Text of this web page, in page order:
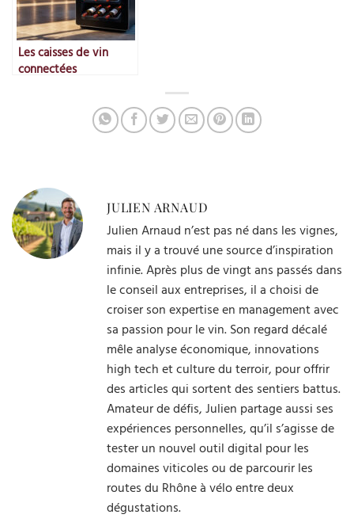
Les caisses de vin
connectées
JULIEN ARNAUD
Julien Arnaud n’est pas né dans les vignes,
mais il y a trouvé une source d’inspiration
infinie. Après plus de vingt ans passés dans
le conseil aux entreprises, il a choisi de
croiser son expertise en management avec
sa passion pour le vin. Son regard décalé
mêle analyse économique, innovations
high tech et culture du terroir, pour offrir
des articles qui sortent des sentiers battus.
Amateur de défis, Julien partage aussi ses
expériences personnelles, qu’il s’agisse de
tester un nouvel outil digital pour les
domaines viticoles ou de parcourir les
routes du Rhône à vélo entre deux
dégustations.